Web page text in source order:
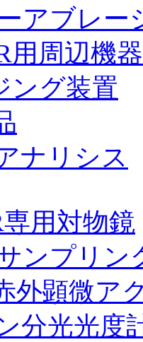
アブレー
用周辺機
ング装置
ナリシス
用対物鏡
ンプリン
顕微ア
分光光度